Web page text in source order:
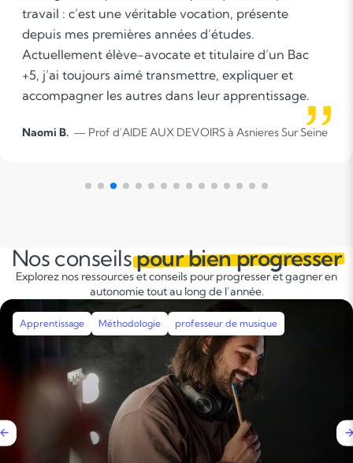
rythme, en créant un climat de confiance et de
motivation. Mon objectif est de rendre
l’apprentissage clair, stimulant et positif, pour que
chacun progresse avec confiance et autonomie.
Malmaison
Nos conseilspour bien progresser
Explorez nos ressources et conseils pour progresser et gagner en
autonomie tout au long de l’année.
Apprentissage Méthodologie Révisions Stages intensifs